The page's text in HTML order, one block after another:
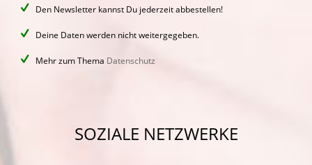
Den Newsletter kannst Du jederzeit abbestellen!
Deine Daten werden nicht weitergegeben.
Mehr zum Thema Datenschutz
SOZIALE NETZWERKE